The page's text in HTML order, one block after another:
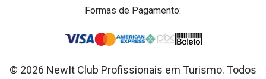
Formas de Pagamento:
© 2026 NewIt Club Profissionais em Turismo. Todos